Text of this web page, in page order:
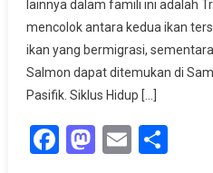
lainnya dalam famili ini adalah
mencolok antara kedua ikan
ikan yang bermigrasi,
Salmon dapat ditemukan di
Pasifik. Siklus Hidup […]
Facebook
Mastodon
Email